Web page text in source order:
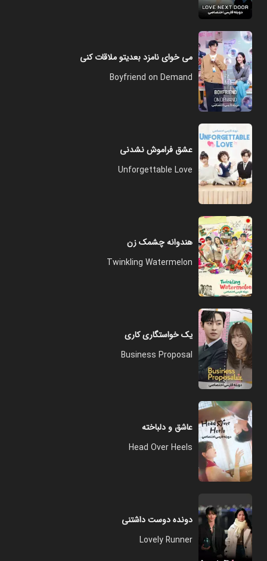
می خوای نامزد بعدیتو ملاقات کنی
Boyfriend on Demand
عشق فراموش نشدنی
Unforgettable Love
هندوانه چشمک زن
Twinkling Watermelon
یک خواستگاری کاری
Business Proposal
عاشق و دلباخته
Head Over Heels
دونده دوست داشتنی
Lovely Runner